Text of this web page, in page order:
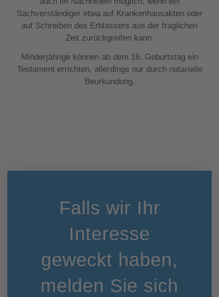
Sachverständiger etwa auf Krankenhausakten oder
auf Schreiben des Erblassers aus der fraglichen
Zeit zurückgreifen kann.
Minderjährige können ab dem 16. Geburtstag ein
Testament errichten, allerdings nur durch notarielle
Beurkundung.
Falls wir Ihr
Interesse
geweckt haben,
melden Sie sich